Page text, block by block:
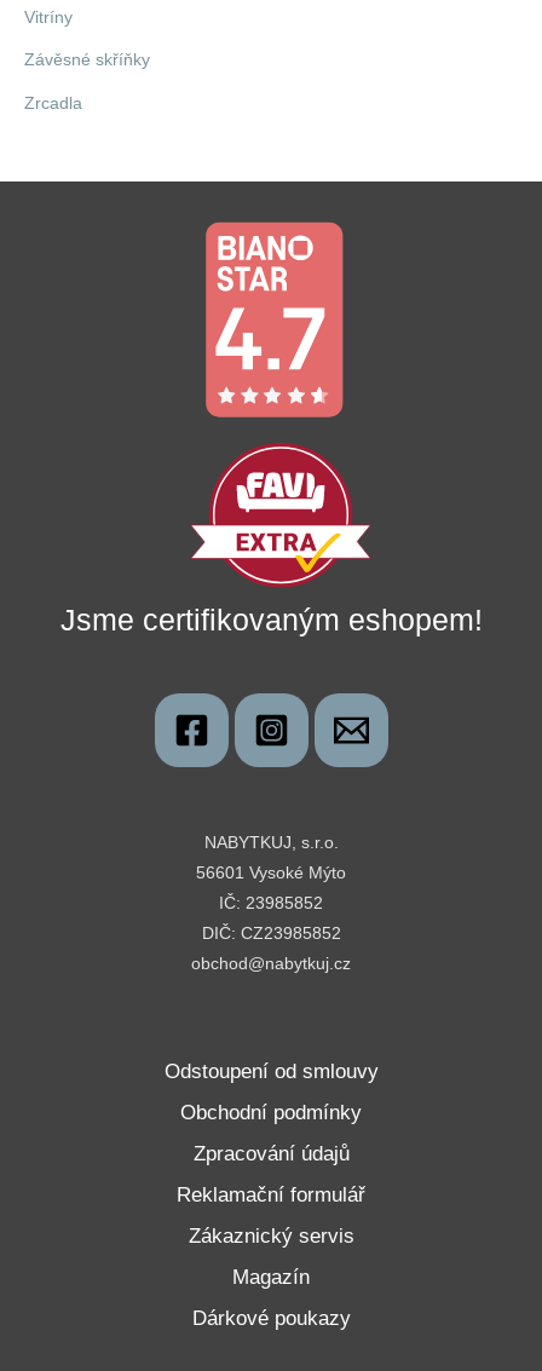
Vitríny
Závěsné skříňky
Zrcadla
Jsme certifikovaným eshopem!
NABYTKUJ, s.r.o.
56601 Vysoké Mýto
IČ: 23985852
DIČ: CZ23985852
obchod@nabytkuj.cz
Odstoupení od smlouvy
Obchodní podmínky
Zpracování údajů
Reklamační formulář
Zákaznický servis
Magazín
Dárkové poukazy